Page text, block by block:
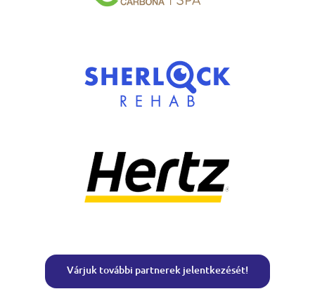
Várjuk további partnerek jelentkezését!